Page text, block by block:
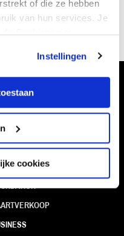
of die ze hebben
van hun services. Je
Cookiepagina.
Instellingen
cookies